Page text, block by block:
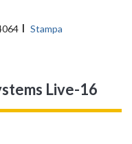
Stampa
Live-16